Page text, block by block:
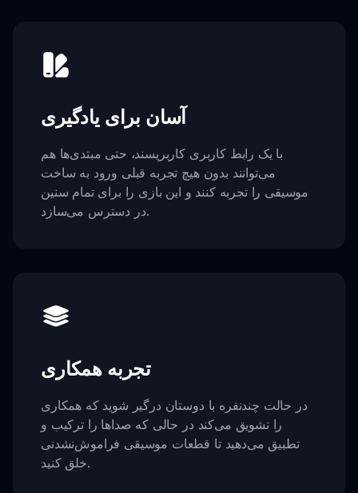
آسان برای یادگیری
با یک رابط کاربری کاربرپسند، حتی مبتدی‌ها هم
می‌توانند بدون هیچ تجربه قبلی ورود به ساخت
موسیقی را تجربه کنند و این بازی را برای تمام سنین
در دسترس می‌سازد.
تجربه همکاری
در حالت چندنفره با دوستان درگیر شوید که همکاری
را تشویق می‌کند در حالی که صداها را ترکیب و
تطبیق می‌دهید تا قطعات موسیقی فراموش‌نشدنی
خلق کنید.